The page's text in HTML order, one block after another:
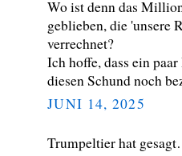
Wo ist denn das
geblieben, die 'unsere
verrechnet?
Ich hoffe, dass ein
diesen Schund noch
JUNI 14, 2025
Trumpeltier hat